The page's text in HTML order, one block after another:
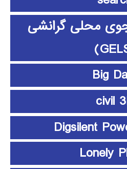
محلی گرانشی
Big
civil
Digsilent
Lonely